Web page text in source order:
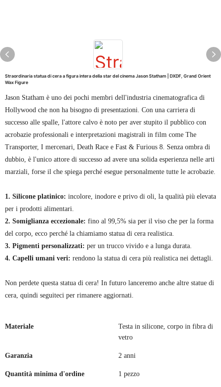
Straordinaria statua di cera a figura intera della star del cinema Jason Statham | DXDF, Grand Orient
Wax Figure
Jason Statham è uno dei pochi membri dell'industria cinematografica di
Hollywood che non ha bisogno di presentazioni. Con una carriera di
successo alle spalle, l'attore calvo è noto per aver stupito il pubblico con
acrobazie professionali e interpretazioni magistrali in film come The
Transporter, I mercenari, Death Race e Fast & Furious 8. Senza ombra di
dubbio, è l'unico attore di successo ad avere una solida esperienza nelle arti
marziali, forse il che spiega perché esegue personalmente tutte le acrobazie.
1. Silicone platinico: incolore, inodore e privo di oli, la qualità più elevata
per i prodotti alimentari.
2. Somiglianza eccezionale: fino al 99,5% sia per il viso che per la forma
del corpo, ecco perché la chiamiamo statua di cera realistica.
3. Pigmenti personalizzati: per un trucco vivido e a lunga durata.
4. Capelli umani veri: rendono la statua di cera più realistica nei dettagli.
Non perdete questa statua di cera! In futuro lanceremo anche altre statue di
cera, quindi seguiteci per rimanere aggiornati.
Materiale
Testa in silicone, corpo in fibra di
vetro
Garanzia 2 anni
Quantità minima d'ordine 1 pezzo